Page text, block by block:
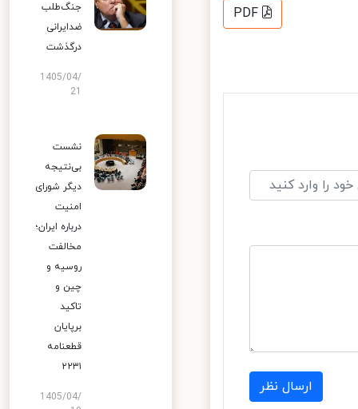
PDF
ارسال نظر
جنگ‌طلب
ضدایرانی
درگذشت
1405/04/
نشست
بی‌نتیجه
دیگر شورای
امنیت
درباره ایران؛
مخالفت
روسیه و
چین و
تاکید
برپایان
قطعنامه
۲۲۳۱
1405/04/